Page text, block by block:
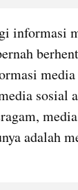
informasi
sosial
adalah